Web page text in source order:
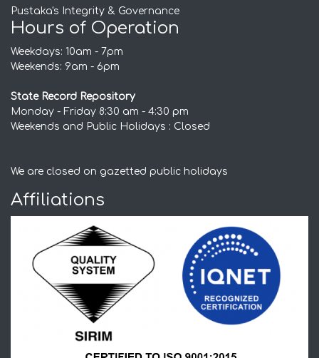
Pustaka's Integrity & Governance
Hours of Operation
Weekdays: 10am - 7pm
Weekends: 9am - 6pm
State Record Repository
Monday - Friday 8:30 am - 4:30 pm
Weekends and Public Holidays : Closed
We are closed on gazetted public holidays
Affiliations